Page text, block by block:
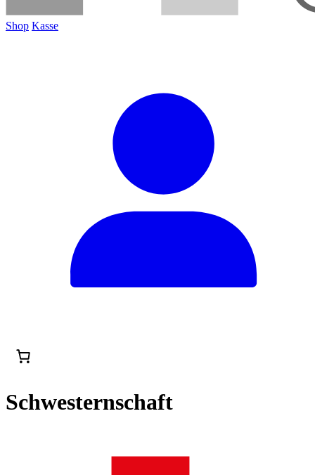
Shop Kasse
Schwesternschaft